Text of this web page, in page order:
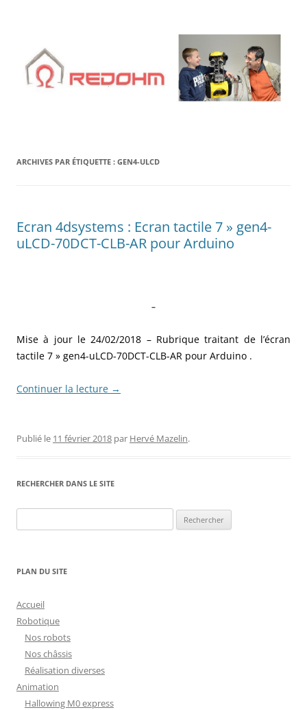
ARCHIVES PAR ÉTIQUETTE : GEN4-ULCD
Ecran 4dsystems : Ecran tactile 7 » gen4-
uLCD-70DCT-CLB-AR pour Arduino
–
Mise à jour le 24/02/2018 – Rubrique traitant de l’écran
tactile 7 » gen4-uLCD-70DCT-CLB-AR pour Arduino .
Continuer la lecture →
Publié le 11 février 2018 par Hervé Mazelin.
RECHERCHER DANS LE SITE
PLAN DU SITE
Accueil
Robotique
Nos robots
Nos châssis
Réalisation diverses
Animation
Hallowing M0 express